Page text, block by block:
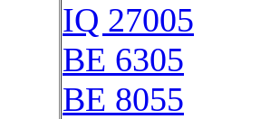
IQ 27005
BE 6305
BE 8055